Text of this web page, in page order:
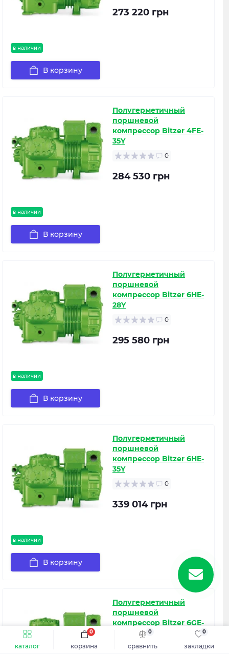
каталог сравнить
0
закладки
0
корзина
0
в наличии
273 220 грн
В корзину
в наличии
Полугерметичный
поршневой
компрессор Bitzer 4FE-
35Y
0
284 530 грн
В корзину
в наличии
Полугерметичный
поршневой
компрессор Bitzer 6HE-
28Y
0
295 580 грн
В корзину
в наличии
Полугерметичный
поршневой
компрессор Bitzer 6HE-
35Y
0
339 014 грн
В корзину
Полугерметичный
поршневой
компрессор Bitzer 6GE-